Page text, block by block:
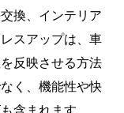
換、インテリア
スアップは、車
反映させる方法
く、機能性や快